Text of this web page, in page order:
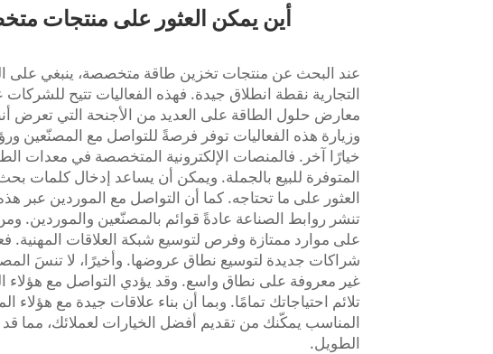
أين يمكن العثور على منتجات
عند البحث عن منتجات تخزين طاقة متخصصة، ينبغي على
التجارية نقطة انطلاق جيدة. فهذه الفعاليات تتيح
معارض حلول الطاقة على العديد من الأجنحة التي تعرض
وزيارة هذه الفعاليات توفر فرصةً للتواصل مع المصنّعين
خيارًا آخر. فالمنصات الإلكترونية المتخصصة في معدات
المتوفرة للبيع بالجملة. ويمكن أن يساعد إدخال كلمات
العثور على ما تحتاجه. كما أن التواصل مع الموردين عبر
تنشر روابط الصناعة عادةً قوائم بالمصنّعين والموردين.
شراكات جديدة لتوسيع نطاق عروضها. وأخيرًا، لا تنسَ
غير معروفة على نطاق واسع. وقد يؤدي التواصل مع
تلائم احتياجاتك تمامًا. وبما أن بناء علاقات جيدة مع هؤلاء
المناسب يمكّنك من تقديم أفضل الخيارات لعملائك، مما
الطويل.